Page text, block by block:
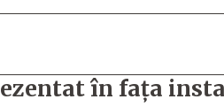
în fața